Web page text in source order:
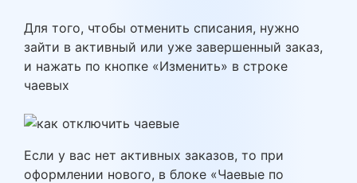
Для того, чтобы отменить списания, нужно
зайти в активный или уже завершенный заказ,
и нажать по кнопке «Изменить» в строке
чаевых
Если у вас нет активных заказов, то при
оформлении нового, в блоке «Чаевые по